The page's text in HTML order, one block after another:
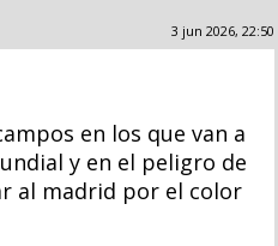
3 jun 2026, 22:50
en los que van a
y en el peligro de
al madrid por el color